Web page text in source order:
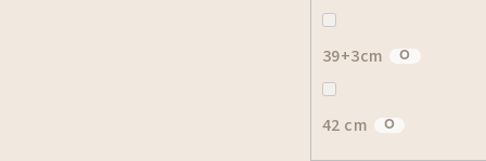
39+3cm 0
42 cm 0